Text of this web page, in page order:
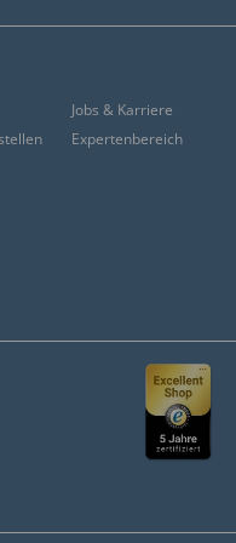
Jobs & Karriere
Expertenbereich